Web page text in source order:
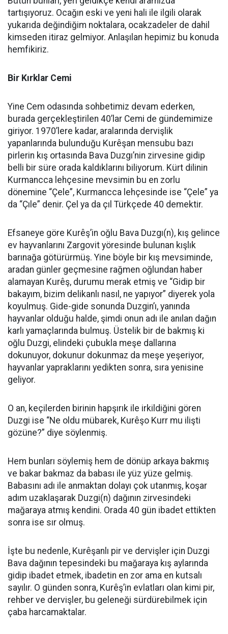
tartışıyoruz. Ocağın eski ve yeni hali ile ilgili olarak
yukarıda değindiğim noktalara, ocakzadeler de dahil
kimseden itiraz gelmiyor. Anlaşılan hepimiz bu konuda
hemfikiriz.
Bir Kırklar Cemi
Yine Cem odasında sohbetimiz devam ederken,
burada gerçekleştirilen 40’lar Cemi de gündemimize
giriyor. 1970’lere kadar, aralarında dervişlik
yapanlarında bulunduğu Kurêşan mensubu bazı
pirlerin kış ortasında Bava Duzgı’nin zirvesine gidip
belli bir süre orada kaldıklarını biliyorum. Kürt dilinin
Kurmancca lehçesine mevsimin bu en zorlu
dönemine “Çele”, Kurmancca lehçesinde ise “Çele” ya
da “Çıle” denir. Çel ya da çıl Türkçede 40 demektir.
Efsaneye göre Kurêş’in oğlu Bava Duzgı(n), kış gelince
ev hayvanlarını Zargovit yöresinde bulunan kışlık
barınağa götürürmüş. Yine böyle bir kış mevsiminde,
aradan günler geçmesine rağmen oğlundan haber
alamayan Kurêş, durumu merak etmiş ve “Gidip bir
bakayım, bizim delikanlı nasıl, ne yapıyor” diyerek yola
koyulmuş. Gide-gide sonunda Duzgin’ı, yanında
hayvanlar olduğu halde, şimdi onun adı ile anılan dağın
karlı yamaçlarında bulmuş. Üstelik bir de bakmış ki
oğlu Duzgi, elindeki çubukla meşe dallarına
dokunuyor, dokunur dokunmaz da meşe yeşeriyor,
hayvanlar yapraklarını yedikten sonra, sıra yenisine
geliyor.
O an, keçilerden birinin hapşırık ile irkildiğini gören
Duzgi ise “Ne oldu mübarek, Kurêşo Kurr mu ilişti
gözüne?” diye söylenmiş.
Hem bunları söylemiş hem de dönüp arkaya bakmış
ve bakar bakmaz da babası ile yüz yüze gelmiş.
Babasını adı ile anmaktan dolayı çok utanmış, koşar
adım uzaklaşarak Duzgi(n) dağının zirvesindeki
mağaraya atmış kendini. Orada 40 gün ibadet ettikten
sonra ise sır olmuş.
İşte bu nedenle, Kurêşanlı pir ve dervişler için Duzgi
Bava dağının tepesindeki bu mağaraya kış aylarında
gidip ibadet etmek, ibadetin en zor ama en kutsalı
sayılır. O günden sonra, Kurêş’in evlatları olan kimi pir,
rehber ve dervişler, bu geleneği sürdürebilmek için
çaba harcamaktalar.